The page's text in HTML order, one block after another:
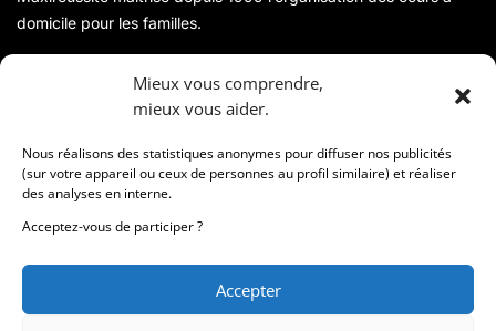
Mieux vous comprendre,
mieux vous aider.
Nous réalisons des statistiques anonymes pour diffuser nos publicités
(sur votre appareil ou ceux de personnes au profil similaire) et réaliser
des analyses en interne.
Acceptez-vous de participer ?
Accepter
domicile pour les familles.
Coordonnées